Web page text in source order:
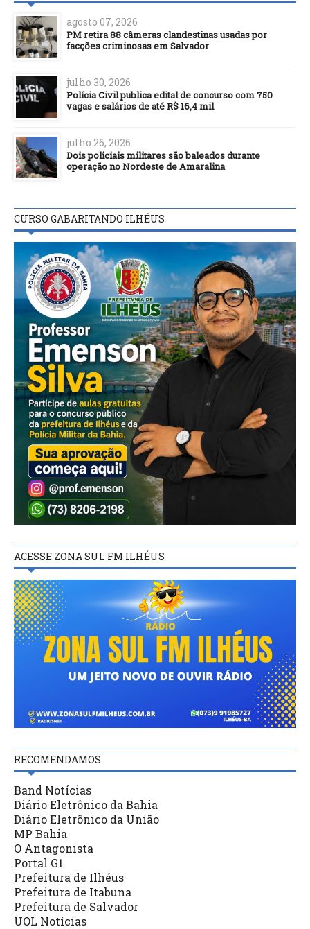
agosto 07, 2026
PM retira 88 câmeras clandestinas usadas por
facções criminosas em Salvador
julho 30, 2026
Polícia Civil publica edital de concurso com 750
vagas e salários de até R$ 16,4 mil
julho 26, 2026
Dois policiais militares são baleados durante
operação no Nordeste de Amaralina
CURSO GABARITANDO ILHÉUS
ACESSE ZONA SUL FM ILHÉUS
RECOMENDAMOS
Band Notícias
Diário Eletrônico da Bahia
Diário Eletrônico da União
MP Bahia
O Antagonista
Portal G1
Prefeitura de Ilhéus
Prefeitura de Itabuna
Prefeitura de Salvador
UOL Notícias